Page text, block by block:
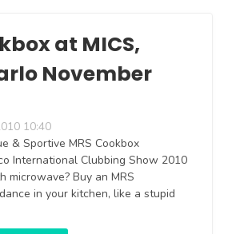
at MICS,
November
10:40
& Sportive MRS Cookbox
International Clubbing Show 2010
microwave? Buy an MRS
in your kitchen, like a stupid